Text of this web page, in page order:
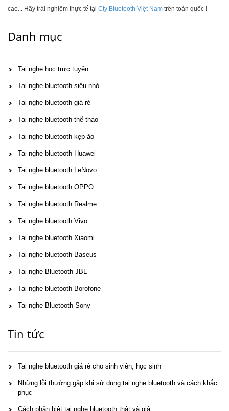
cao... Hãy trải nghiệm thực tế tại Cty Bluetooth Việt Nam trên toàn quốc !
Danh mục
Tai nghe học trực tuyến
Tai nghe bluetooth siêu nhỏ
Tai nghe bluetooth giá rẻ
Tai nghe bluetooth thể thao
Tai nghe bluetooth kẹp áo
Tai nghe bluetooth Huawei
Tai nghe bluetooth LeNovo
Tai nghe bluetooth OPPO
Tai nghe bluetooth Realme
Tai nghe bluetooth Vivo
Tai nghe bluetooth Xiaomi
Tai nghe bluetooth Baseus
Tai nghe Bluetooth JBL
Tai nghe bluetooth Borofone
Tai nghe Bluetooth Sony
Tin tức
Tai nghe bluetooth giá rẻ cho sinh viên, học sinh
Những lỗi thường gặp khi sử dụng tai nghe bluetooth và cách khắc
phục
Cách phân biệt tai nghe bluetooth thật và giả